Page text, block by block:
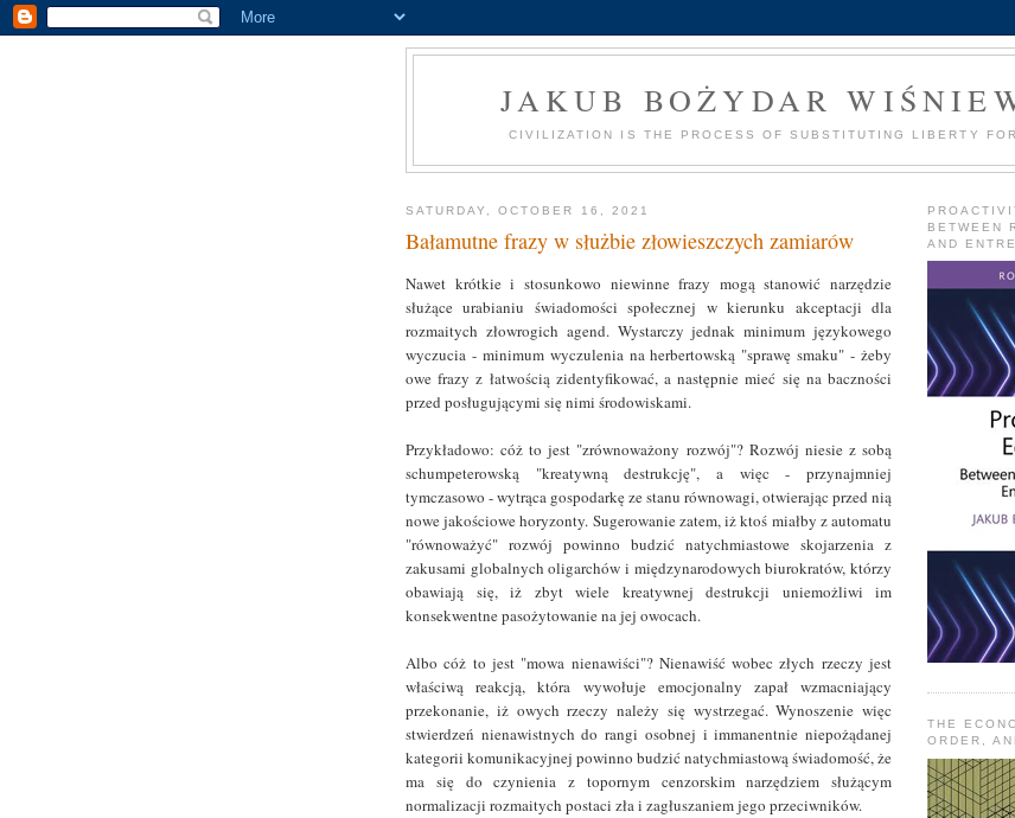
JAKUB BOŻYDAR
CIVILIZATION IS THE PROCESS OF SUBSTITUTING LIBERTY FOR
SATURDAY, OCTOBER 16, 2021
Bałamutne frazy w służbie złowieszczych zamiarów
Nawet krótkie i stosunkowo niewinne frazy mogą stanowić narzędzie
służące urabianiu świadomości społecznej w kierunku akceptacji dla
rozmaitych złowrogich agend. Wystarczy jednak minimum językowego
wyczucia - minimum wyczulenia na herbertowską "sprawę smaku" - żeby
owe frazy z łatwością zidentyfikować, a następnie mieć się na baczności
przed posługującymi się nimi środowiskami.
Przykładowo: cóż to jest "zrównoważony rozwój"? Rozwój niesie z sobą
schumpeterowską "kreatywną destrukcję", a więc - przynajmniej
tymczasowo - wytrąca gospodarkę ze stanu równowagi, otwierając przed nią
nowe jakościowe horyzonty. Sugerowanie zatem, iż ktoś miałby z automatu
"równoważyć" rozwój powinno budzić natychmiastowe skojarzenia z
zakusami globalnych oligarchów i międzynarodowych biurokratów, którzy
obawiają się, iż zbyt wiele kreatywnej destrukcji uniemożliwi im
konsekwentne pasożytowanie na jej owocach.
Albo cóż to jest "mowa nienawiści"? Nienawiść wobec złych rzeczy jest
właściwą reakcją, która wywołuje emocjonalny zapał wzmacniający
przekonanie, iż owych rzeczy należy się wystrzegać. Wynoszenie więc
stwierdzeń nienawistnych do rangi osobnej i immanentnie niepożądanej
kategorii komunikacyjnej powinno budzić natychmiastową świadomość, że
ma się do czynienia z topornym cenzorskim narzędziem służącym
normalizacji rozmaitych postaci zła i zagłuszaniem jego przeciwników.
BETWEEN
AND
THE
ORDER,